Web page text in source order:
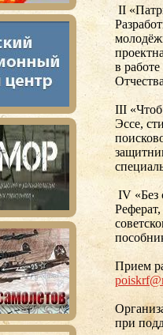
II
в
III «Чтоб
Эссе,
IV «Без
Прием
при